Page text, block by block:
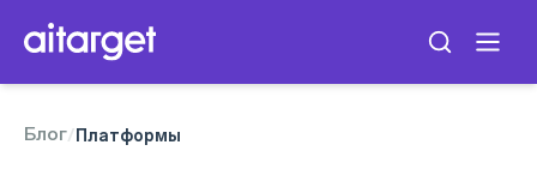
Блог/Платформы